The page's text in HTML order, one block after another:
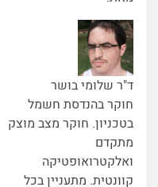
ד"ר שלומי בושר
חוקר בהנדסת חשמל
בטכניון. חוקר מצב מוצק
מתקדם
ואלקטרואופטיקה
קוונטית. מתעניין בכל